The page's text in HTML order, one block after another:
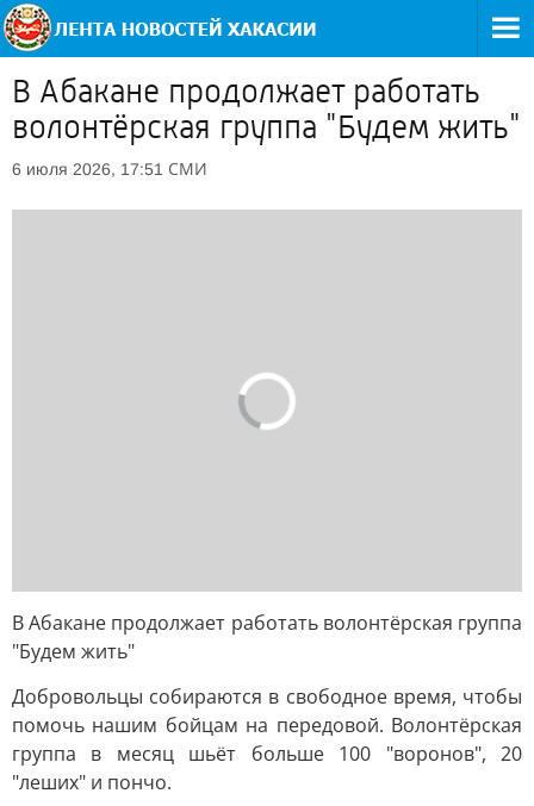
В Абакане продолжает работать
волонтёрская группа "Будем жить"
6 июля 2026, 17:51 СМИ
В Абакане продолжает работать волонтёрская группа
"Будем жить"
Добровольцы собираются в свободное время, чтобы
помочь нашим бойцам на передовой. Волонтёрская
группа в месяц шьёт больше 100 "воронов", 20
"леших" и пончо.